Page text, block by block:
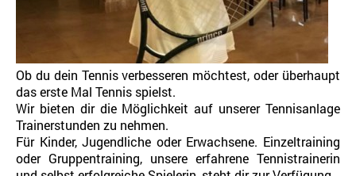
Ob du dein Tennis verbesseren möchtest, oder überhaupt
das erste Mal Tennis spielst.
Wir bieten dir die Möglichkeit auf unserer Tennisanlage
Trainerstunden zu nehmen.
Für Kinder, Jugendliche oder Erwachsene. Einzeltraining
oder Gruppentraining, unsere erfahrene Tennistrainerin